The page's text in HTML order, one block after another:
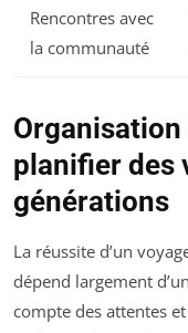
Rencontres avec
la communauté
planifier des
générations
La réussite d’un
dépend largement
compte des attentes